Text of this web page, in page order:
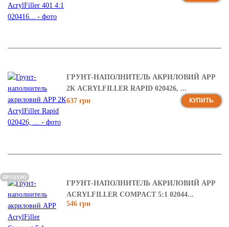
ГРУНТ-НАПОЛНИТЕЛЬ АКРИЛОВИЙ APP
2К ACRYLFILLER RAPID 020426, ...
637 грн
КУПИТЬ
ГРУНТ-НАПОЛНИТЕЛЬ АКРИЛОВИЙ APP
ACRYLFILLER COMPACT 5:1 02044...
546 грн
ПРОДАНО